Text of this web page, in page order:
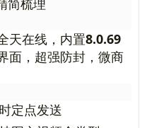
简梳理
天在线，内置8.0.69
面，超强防封，微商
定点发送